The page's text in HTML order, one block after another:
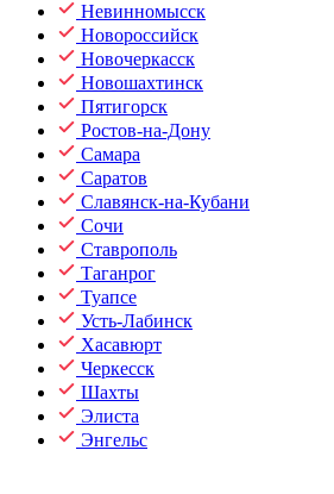
Невинномысск
Новороссийск
Новочеркасск
Новошахтинск
Пятигорск
Ростов-на-Дону
Самара
Саратов
Славянск-на-Кубани
Сочи
Ставрополь
Таганрог
Туапсе
Усть-Лабинск
Хасавюрт
Черкесск
Шахты
Элиста
Энгельс